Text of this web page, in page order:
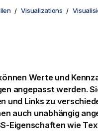
Visualizations
Werte und
angepasst werden.
und Links zu
auch unabhängig
Eigenschaften wie